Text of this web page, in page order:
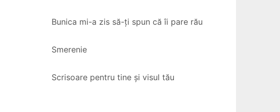
Bunica mi-a zis să-ți spun că îi pare rău
Smerenie
Scrisoare pentru tine și visul tău